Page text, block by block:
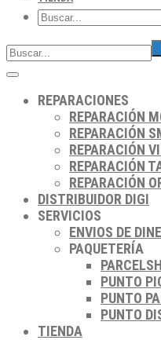
REPARACIONES
REPARACIÓN
REPARACIÓN
REPARACIÓN
REPARACIÓN
REPARACIÓN
DISTRIBUIDOR DIGI
SERVICIOS
ENVIOS DE
PAQUETERÍA
PUNTO
PUNTO
PUNTO
TIENDA